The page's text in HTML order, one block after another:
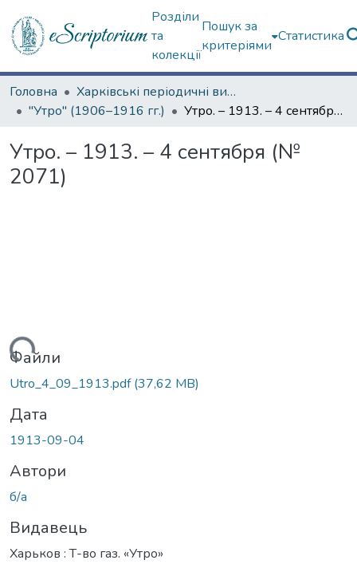
Розділи
та
колекції
Пошук за
критеріями
Статистика
Головна
Харківські періодичні видання
"Утро" (1906–1916 гг.)
Утро. – 1913. – 4 сентября (№ 2071)
Утро. – 1913. – 4 сентября (№
2071)
Файли
Utro_4_09_1913.pdf(37,62 MB)
Дата
1913-09-04
Автори
б/а
Видавець
Харьков : Т-во газ. «Утро»